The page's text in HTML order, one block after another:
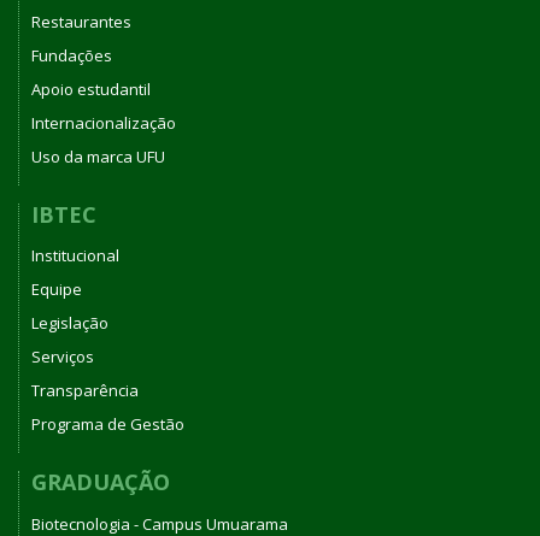
UBERLÂNDIA
Restaurantes
Fundações
Apoio estudantil
Internacionalização
Uso da marca UFU
IBTEC
Institucional
Equipe
Legislação
Serviços
Transparência
Programa de Gestão
GRADUAÇÃO
Biotecnologia - Campus Umuarama